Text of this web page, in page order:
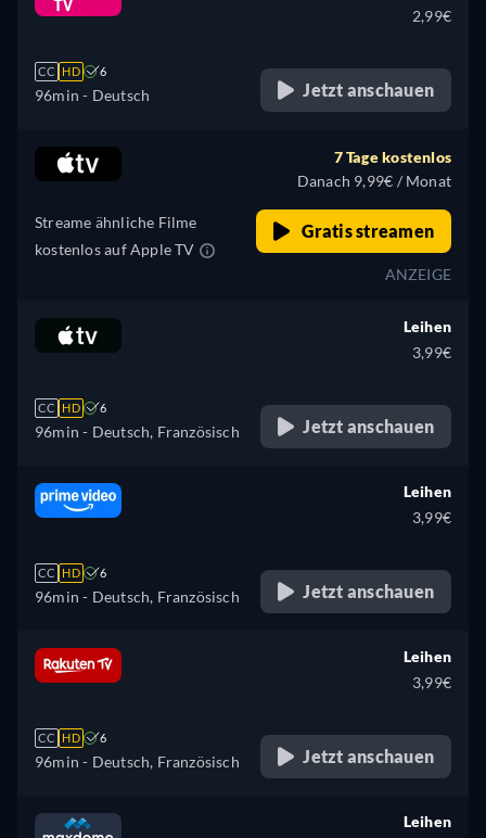
CC HD 6
96min - Deutsch
2,99€
Jetzt anschauen
Streame ähnliche Filme
kostenlos auf Apple TV
7 Tage kostenlos
Danach 9,99€ / Monat
Gratis streamen
ANZEIGE
CC HD 6
96min - Deutsch, Französisch
Leihen
3,99€
Jetzt anschauen
CC HD 6
96min - Deutsch, Französisch
Leihen
3,99€
Jetzt anschauen
CC HD 6
96min - Deutsch, Französisch
Leihen
3,99€
Jetzt anschauen
Leihen